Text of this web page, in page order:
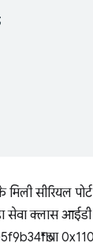
;
सीरियल
क्लास आईडी
या 0x1101